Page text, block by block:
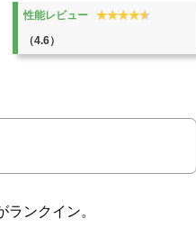
性能レビュー ★★★★★
★★★★★
（4.6）
ンクイン。